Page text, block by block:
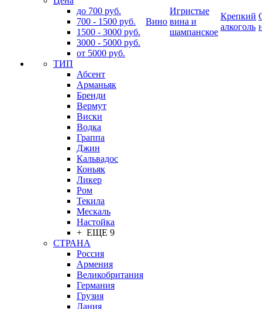
до 700 руб.
700 - 1500 руб.
1500 - 3000 руб.
3000 - 5000 руб.
от 5000 руб.
ТИП
Абсент
Арманьяк
Бренди
Вермут
Виски
Водка
Граппа
Джин
Кальвадос
Коньяк
Ликер
Ром
Текила
Мескаль
Настойка
+ ЕЩЕ 9
СТРАНА
Россия
Армения
Великобритания
Германия
Грузия
Дания
Вино
Игристые
вина и
шампанское
Крепкий
алкоголь